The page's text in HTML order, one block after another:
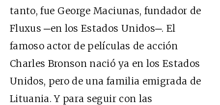
tanto, fue George Maciunas, fundador de
Fluxus ─en los Estados Unidos─. El
famoso actor de películas de acción
Charles Bronson nació ya en los Estados
Unidos, pero de una familia emigrada de
Lituania. Y para seguir con las